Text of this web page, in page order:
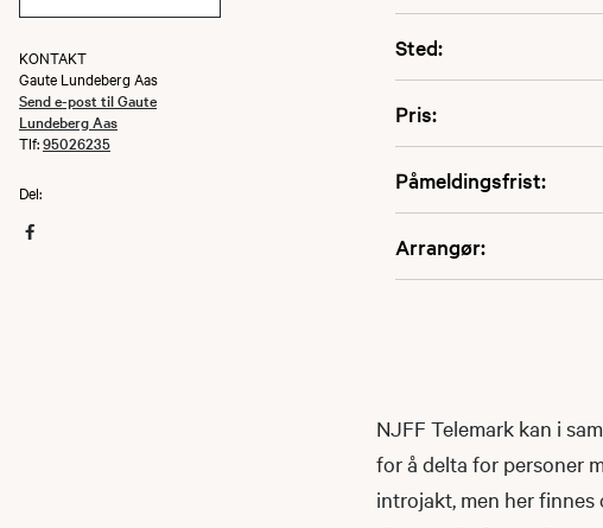
Sted:
Pris:
Påmeldingsfrist:
Arrangør:
KONTAKT
Gaute Lundeberg Aas
Send e-post til Gaute
Lundeberg Aas
Tlf:95026235
Del:
NJFF Telemark kan i
for å delta for personer
introjakt, men her